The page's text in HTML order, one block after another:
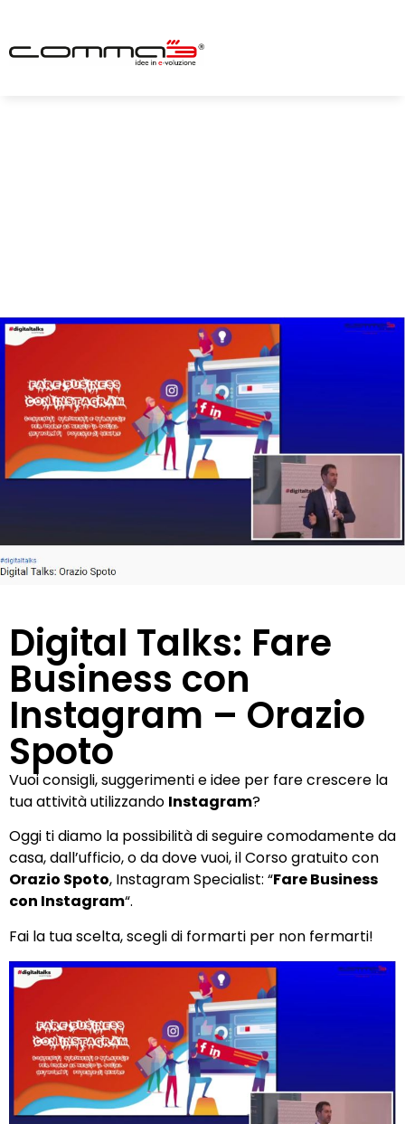
Digital Talks: Fare
Business con
Instagram – Orazio
Spoto
Vuoi consigli, suggerimenti e idee per fare crescere la
tua attività utilizzando Instagram?
Oggi ti diamo la possibilità di seguire comodamente da
casa, dall’ufficio, o da dove vuoi, ilCorso gratuitocon
Orazio Spoto, Instagram Specialist: “Fare Business
con Instagram“.
Fai la tuascelta, scegli di formarti per non fermarti!